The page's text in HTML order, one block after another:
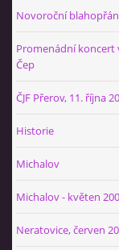
Novoroční
Promenádní koncert
Čep
ČJF Přerov, 11. října
Historie
Michalov
Michalov - květen
Neratovice, červen